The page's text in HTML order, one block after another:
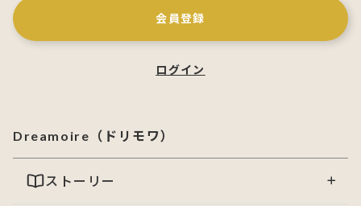
会員登録
ログイン
Dreamoire（ドリモワ）
ストーリー